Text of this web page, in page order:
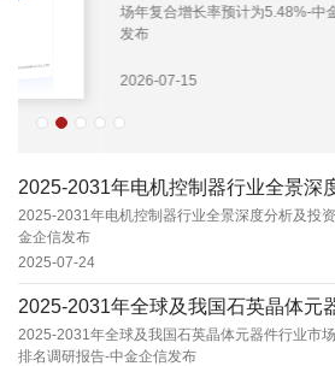
场年复合增长率预计为5.48%-中金企信
2025-2031年电机控制器行业全景深度分析及投
金企信发布
2025-07-24
2025-2031年全球及我国石英晶体元器件行业市
排名调研报告-中金企信发布